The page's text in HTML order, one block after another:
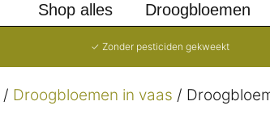
Shop alles Droogbloemen
✓ Zonder pesticiden gekweekt
/ Droogbloemen in vaas /